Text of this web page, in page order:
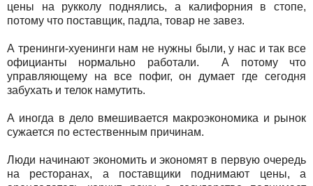
цены на рукколу поднялись, а калифорния в стопе,
потому что поставщик, падла, товар не завез.
А тренинги-хуенинги нам не нужны были, у нас и так все
официанты нормально работали. А потому что
управляющему на все пофиг, он думает где сегодня
забухать и телок намутить.
А иногда в дело вмешивается макроэкономика и рынок
сужается по естественным причинам.
Люди начинают экономить и экономят в первую очередь
на ресторанах, а поставщики поднимают цены, а